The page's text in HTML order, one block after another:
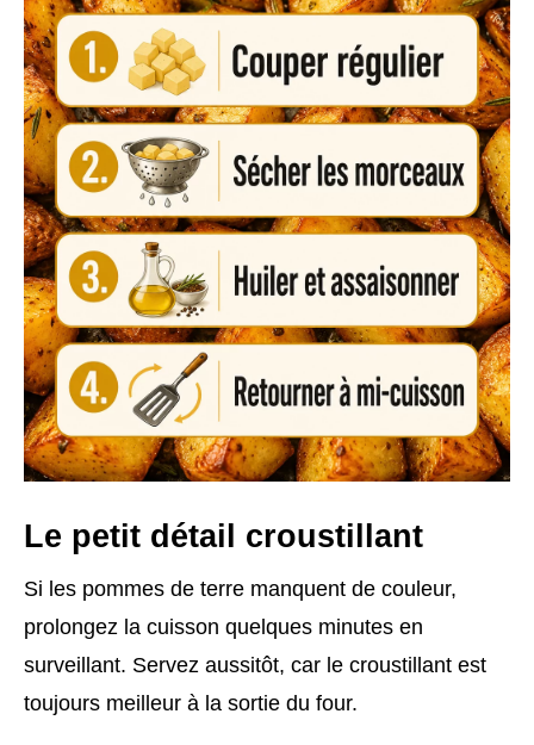
Le petit détail croustillant
Si les pommes de terre manquent de couleur,
prolongez la cuisson quelques minutes en
surveillant. Servez aussitôt, car le croustillant est
toujours meilleur à la sortie du four.